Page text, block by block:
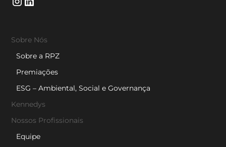
Sobre Nós
Sobre a RPZ
Premiações
ESG – Ambiental, Social e Governança
Kennedys
Nossos Profissionais
Equipe